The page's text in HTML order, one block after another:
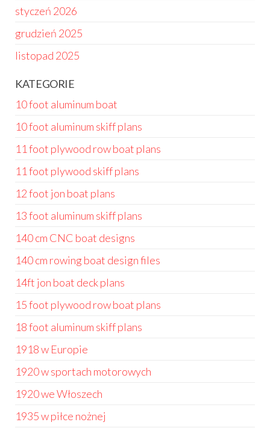
styczeń 2026
grudzień 2025
listopad 2025
KATEGORIE
10 foot aluminum boat
10 foot aluminum skiff plans
11 foot plywood row boat plans
11 foot plywood skiff plans
12 foot jon boat plans
13 foot aluminum skiff plans
140 cm CNC boat designs
140 cm rowing boat design files
14ft jon boat deck plans
15 foot plywood row boat plans
18 foot aluminum skiff plans
1918 w Europie
1920 w sportach motorowych
1920 we Włoszech
1935 w piłce nożnej